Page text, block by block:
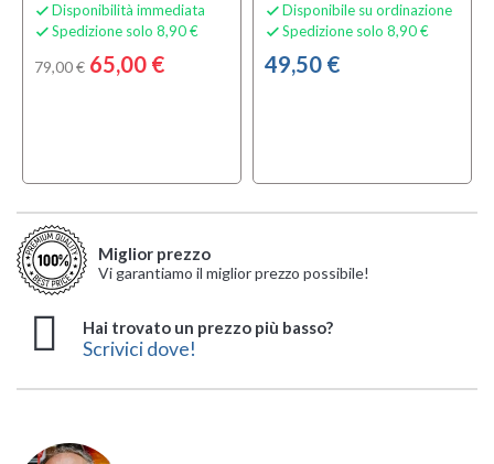
 Disponibilità immediata
 Spedizione solo 8,90 €
79,00 € 65,00 €
 Disponibile su ordinazione
 Spedizione solo 8,90 €
49,50 €
Miglior prezzo
Vi garantiamo il miglior prezzo possibile!
Hai trovato un prezzo più basso?
Scrivici dove!